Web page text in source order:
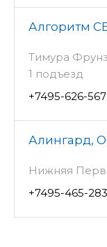
Алгоритм
Тимура
1 подъезд
+7495-626-
Алингард,
Нижняя
+7495-465-